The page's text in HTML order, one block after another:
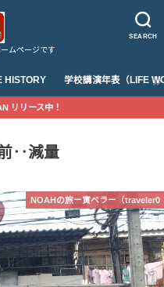
SEARCH
ムページです
HISTORY 学校講演年表（LIFE
リリース中！
‥減量
NOAHの旅ー寅ベラー（traveler0